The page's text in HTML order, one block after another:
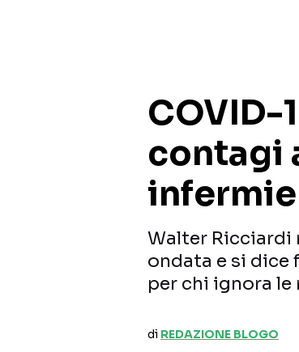
COVID-
contagi
Walter Ricciardi
ondata e si dice
per chi ignora le
di REDAZIONE BLOGO